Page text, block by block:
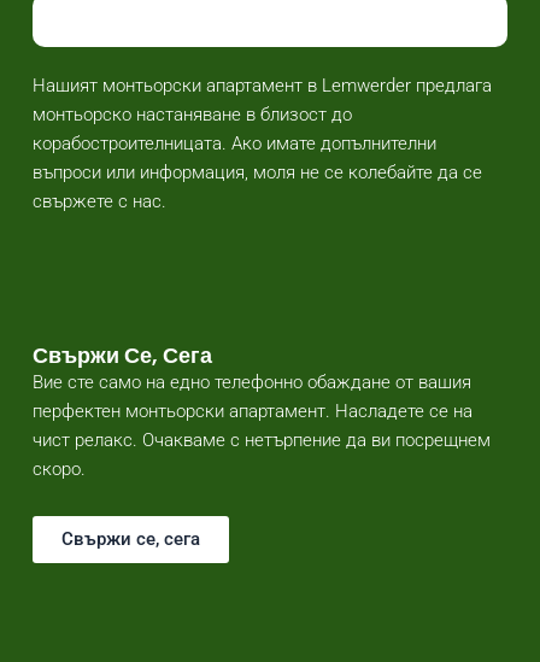
Нашият монтьорски апартамент в Lemwerder предлага
монтьорско настаняване в близост до
корабостроителницата. Ако имате допълнителни
въпроси или информация, моля не се колебайте да се
свържете с нас.
Свържи Се, Сега
Вие сте само на едно телефонно обаждане от вашия
перфектен монтьорски апартамент. Насладете се на
чист релакс. Очакваме с нетърпение да ви посрещнем
скоро.
Свържи се, сега